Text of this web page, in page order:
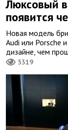
Люксовый
появится
Новая модель
Audi или Porsche
дизайне, чем
5319